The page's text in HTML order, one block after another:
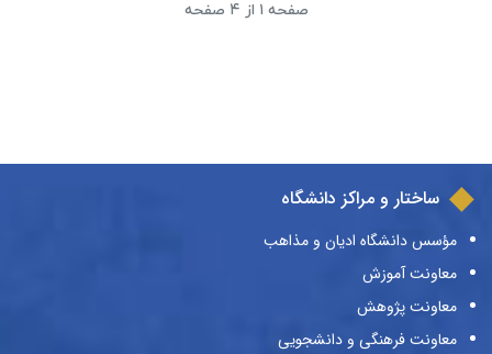
صفحه ۱ از ۴ صفحه
ساختار و مراکز دانشگاه
مؤسس دانشگاه ادیان و مذاهب
معاونت آموزش
معاونت پژوهش
معاونت فرهنگی و دانشجویی